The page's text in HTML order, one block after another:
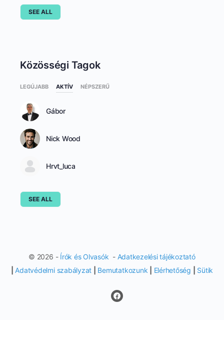
SEE ALL
Közösségi Tagok
LEGÚJABB AKTÍV NÉPSZERŰ
Gábor
Nick Wood
Hrvt_luca
SEE ALL
© 2026 - Írók és Olvasók - Adatkezelési tájékoztató
Adatvédelmi szabályzat Bemutatkozunk Elérhetőség Sütik